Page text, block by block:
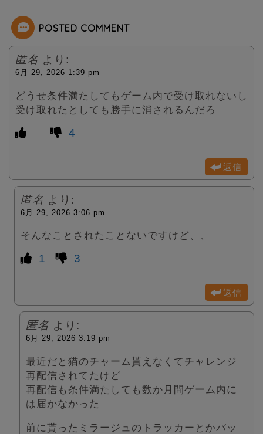
POSTED COMMENT
匿名 より:
6月 29, 2026 1:39 pm
どうせ条件満たしてもゲーム内で受け取れないし
受け取れたとしても勝手に消されるんだろ
4
返信
匿名 より:
6月 29, 2026 3:06 pm
そんなことされたことないですけど、、
1 3
返信
匿名 より:
6月 29, 2026 3:19 pm
最近だと猫のチャーム貰えなくてチャレンジ
再配信されてたけど
再配信も条件満たしても数か月間ゲーム内に
は届かなかった
前に貰ったミラージュのトラッカーとかバッ